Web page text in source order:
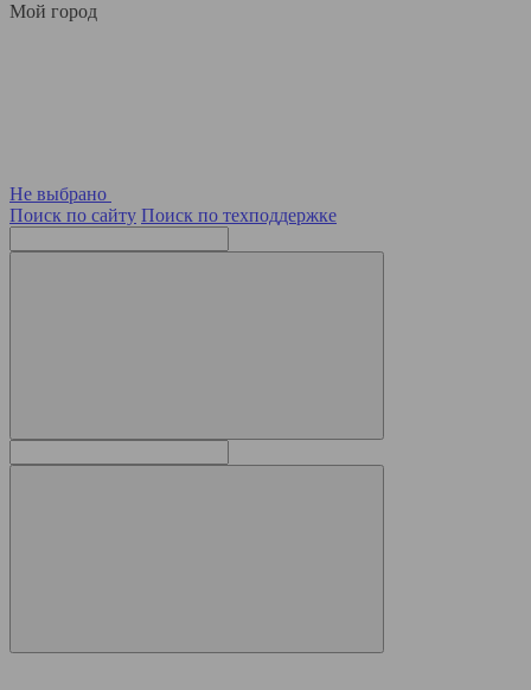
Мой город
Не выбрано
Поиск по сайту Поиск по техподдержке